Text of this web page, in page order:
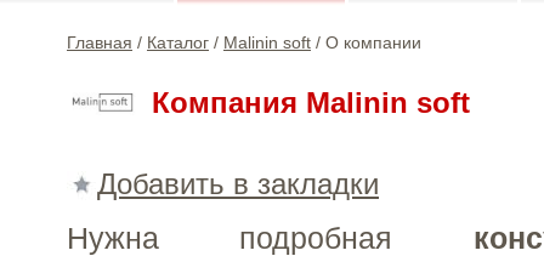
Главная / Каталог / Malinin soft / О компании
Компания Malinin soft
Добавить в закладки
Нужна подробная